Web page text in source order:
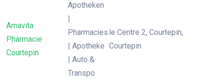
Amavita
Pharmacie
Courtepin
Apotheken
|
Pharmacies
| Apotheke
| Auto &
Transpo
le Centre 2, Courtepin,
Courtepin